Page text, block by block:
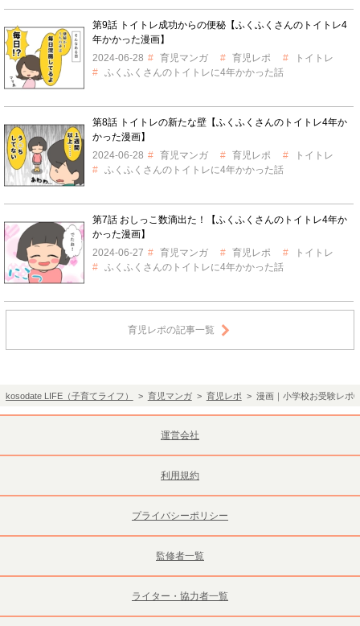
第9話 トイトレ成功からの便秘【ふくふくさんのトイトレ4
年かかった漫画】
2024-06-28
育児マンガ 育児レポ
トイトレ
ふくふくさんのトイトレに4年かかった話
第8話 トイトレの新たな壁【ふくふくさんのトイトレ4年か
かった漫画】
2024-06-28
育児マンガ 育児レポ
トイトレ
ふくふくさんのトイトレに4年かかった話
第7話 おしっこ数滴出た！【ふくふくさんのトイトレ4年か
かった漫画】
2024-06-27
育児マンガ 育児レポ
トイトレ
ふくふくさんのトイトレに4年かかった話
育児レポの記事一覧
kosodate LIFE（子育てライフ） > 育児マンガ> 育児レポ > 漫画｜小学校お受験レポ
運営会社
利用規約
プライバシーポリシー
監修者一覧
ライター・協力者一覧